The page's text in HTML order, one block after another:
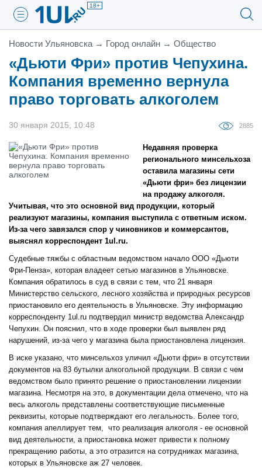
18+
Новости Ульяновска → Город онлайн → Общество
«Дьюти Фри» против Чепухина.
Компания временно вернула
право торговать алкоголем
30 января 2015, 10:48 2885
Недавняя проверка
регионального минсельхоза
оставила магазины сети
«Дьюти фри» без лицензии
на продажу алкоголя.
Учитывая, что это основной вид продукции, который
реализуют магазины, компания выступила с ответным иском.
Из-за чего завязался спор у чиновников и коммерсантов,
выяснял корреспондент 1ul.ru.
Судебные тяжбы с областным ведомством начало ООО «Дьюти
Фри-Пенза», которая владеет сетью магазинов в Ульяновске.
Компания обратилось в суд в связи с тем, что 21 января
Министерство сельского, лесного хозяйства и природных ресурсов
приостановило его деятельность в Ульяновске. Эту информацию
корреспонденту 1ul.ru подтвердил министр ведомства Александр
Чепухин. Он пояснил, что в ходе проверки был выявлен ряд
нарушений, из-за чего у магазина была приостановлена лицензия.
В иске указано, что минсельхоз уличил «Дьюти фри» в отсутствии
документов на 83 бутылки алкогольной продукции. В связи с чем
ведомством было принято решение о приостановлении лицензии
магазина. Несмотря на это, в документации дела отмечено, что на
весь алкоголь представлены соответствующие письменные
реквизиты, которые подтверждают его легальность. Более того,
компания апеллирует тем, что реализация алкоголя - ее основной
вид деятельности, а приостановка может привести к полному
прекращению работы, а это отразится на сотрудниках магазина,
которых в Ульяновске аж 27 человек.